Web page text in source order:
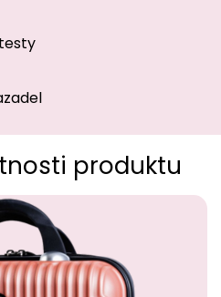
testy
produktu